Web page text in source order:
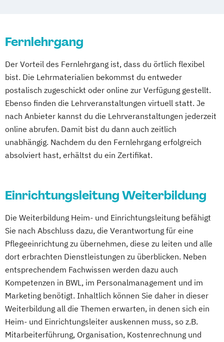
Hygienebeauftragter
veränderte Menschen (Demenzassistenz)
Manager der Pflege
Palliative-Care-Assistent
Pflegeberatung in Pflegestationen
Qualitätsmanagementbeauftragter in der
Pflege
Vertiefung und Wiederholung für
Wohnbereichsleiter
Pflege nach Qualifikationsniveau 2 (QN 2)
Pflegedienstleitung (PDL)
Pflegefachassistenz (HKP-Assistenzkraft
Hamburg)
Praxisanleiter*in
Qualitätsmanagement-Beauftragte*r
Verantwortliche Pflegefachkraft
Verwaltungsaufgaben in Pflege- und
Fernlehrgang
Der Vorteil des Fernlehrgang ist, dass du örtlich flexibel
bist. Die Lehrmaterialien bekommst du entweder
postalisch zugeschickt oder online zur Verfügung gestellt.
Ebenso finden die Lehrveranstaltungen virtuell statt. Je
nach Anbieter kannst du die Lehrveranstaltungen jederzeit
online abrufen. Damit bist du dann auch zeitlich
unabhängig. Nachdem du den Fernlehrgang erfolgreich
absolviert hast, erhältst du ein Zertifikat.
Einrichtungsleitung Weiterbildung
Die Weiterbildung Heim- und Einrichtungsleitung befähigt
Sie nach Abschluss dazu, die Verantwortung für eine
Pflegeeinrichtung zu übernehmen, diese zu leiten und alle
dort erbrachten Dienstleistungen zu überblicken. Neben
entsprechendem Fachwissen werden dazu auch
Kompetenzen in BWL, im Personalmanagement und im
Marketing benötigt. Inhaltlich können Sie daher in dieser
Weiterbildung all die Themen erwarten, in denen sich ein
Heim- und Einrichtungsleiter auskennen muss, so z.B.
Mitarbeiterführung, Organisation, Kostenrechnung und